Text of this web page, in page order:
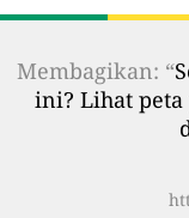
Membagikan: “
ini? Lihat